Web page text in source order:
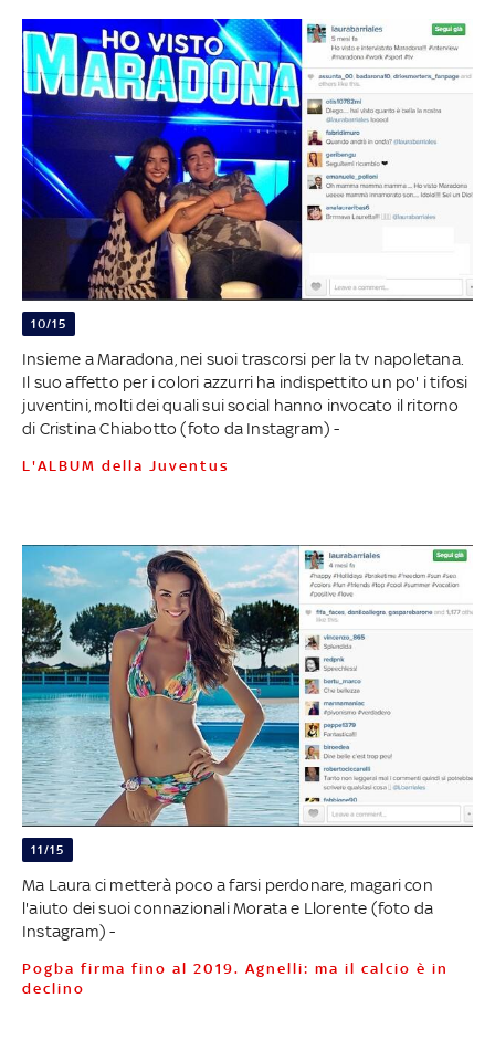
10/15
Insieme a Maradona, nei suoi trascorsi per la tv napoletana.
Il suo affetto per i colori azzurri ha indispettito un po' i tifosi
juventini, molti dei quali sui social hanno invocato il ritorno
di Cristina Chiabotto (foto da Instagram) -
L'ALBUM della Juventus
11/15
Ma Laura ci metterà poco a farsi perdonare, magari con
l'aiuto dei suoi connazionali Morata e Llorente (foto da
Instagram) -
Pogba firma fino al 2019. Agnelli: ma il calcio è in
declino